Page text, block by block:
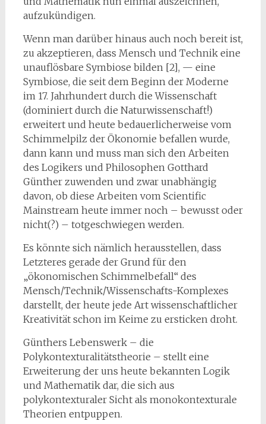
aufzukündigen.
Wenn man darüber hinaus auch noch bereit ist,
zu akzeptieren, dass Mensch und Technik eine
unauflösbare Symbiose bilden [2], — eine
Symbiose, die seit dem Beginn der Moderne
im 17. Jahrhundert durch die Wissenschaft
(dominiert durch die Naturwissenschaft!)
erweitert und heute bedauerlicherweise vom
Schimmelpilz der Ökonomie befallen wurde,
dann kann und muss man sich den Arbeiten
des Logikers und Philosophen Gotthard
Günther zuwenden und zwar unabhängig
davon, ob diese Arbeiten vom Scientific
Mainstream heute immer noch – bewusst oder
nicht(?) – totgeschwiegen werden.
Es könnte sich nämlich herausstellen, dass
Letzteres gerade der Grund für den
„ökonomischen Schimmelbefall“ des
Mensch/Technik/Wissenschafts-Komplexes
darstellt, der heute jede Art wissenschaftlicher
Kreativität schon im Keime zu ersticken droht.
Günthers Lebenswerk – die
Polykontexturalitätstheorie – stellt eine
Erweiterung der uns heute bekannten Logik
und Mathematik dar, die sich aus
polykontexturaler Sicht als monokontexturale
Theorien entpuppen.